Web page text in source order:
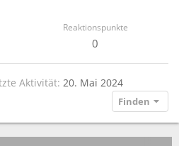
Reaktionspunkte
0
Aktivität 20. Mai 2024
Finden